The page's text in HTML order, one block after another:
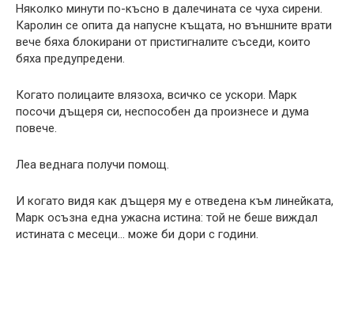
Няколко минути по-късно в далечината се чуха сирени.
Каролин се опита да напусне къщата, но външните врати
вече бяха блокирани от пристигналите съседи, които
бяха предупредени.
Когато полицаите влязоха, всичко се ускори. Марк
посочи дъщеря си, неспособен да произнесе и дума
повече.
Леа веднага получи помощ.
И когато видя как дъщеря му е отведена към линейката,
Марк осъзна една ужасна истина: той не беше виждал
истината с месеци… може би дори с години.